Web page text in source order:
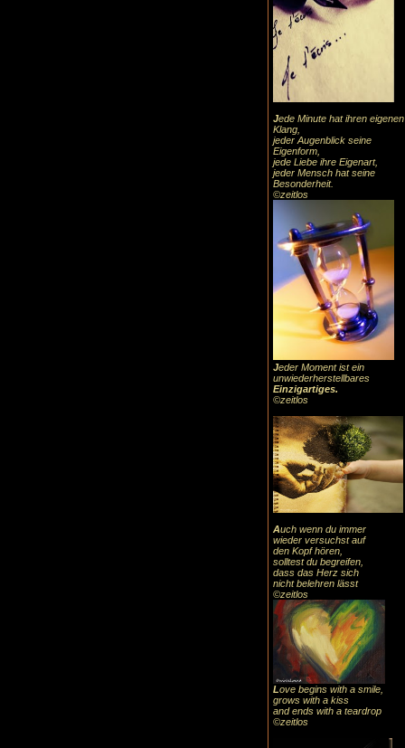
Jede Minute hat ihren eigenen
Klang,
jeder Augenblick seine
Eigenform,
jede Liebe ihre Eigenart,
jeder Mensch hat seine
Besonderheit.
©zeitlos
Jeder Moment ist ein
unwiederherstellbares
Einzigartiges.
©zeitlos
Auch wenn du immer
wieder versuchst auf
den Kopf hören,
solltest du begreifen,
dass das Herz sich
nicht belehren lässt
©zeitlos
Love begins with a smile,
grows with a kiss
and ends with a teardrop
©zeitlos